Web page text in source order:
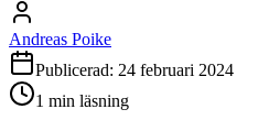
Andreas Poike
Publicerad: 24 februari 2024
1 min läsning